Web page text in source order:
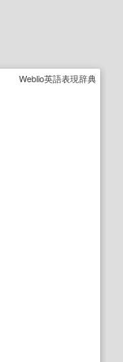
Weblio英語表現辞典